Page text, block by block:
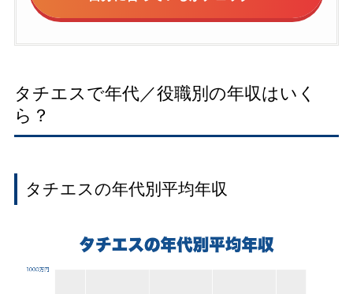
タチエスで年代／役職別の年収はいく
ら？
タチエスの年代別平均年収